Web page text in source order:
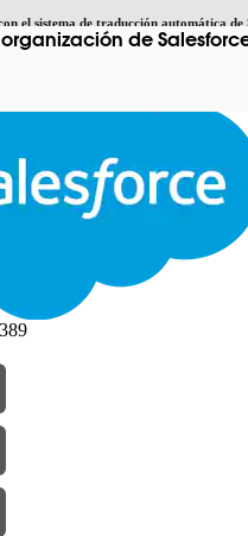
el sistema de traducción automática de
a inglés Ahora no
organización de
FILTROS